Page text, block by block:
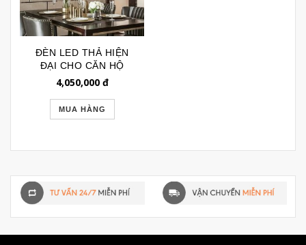
ĐÈN LED THẢ HIỆN
ĐẠI CHO CĂN HỘ
CHUNG CƯ DL8042
4,050,000đ
MUA HÀNG